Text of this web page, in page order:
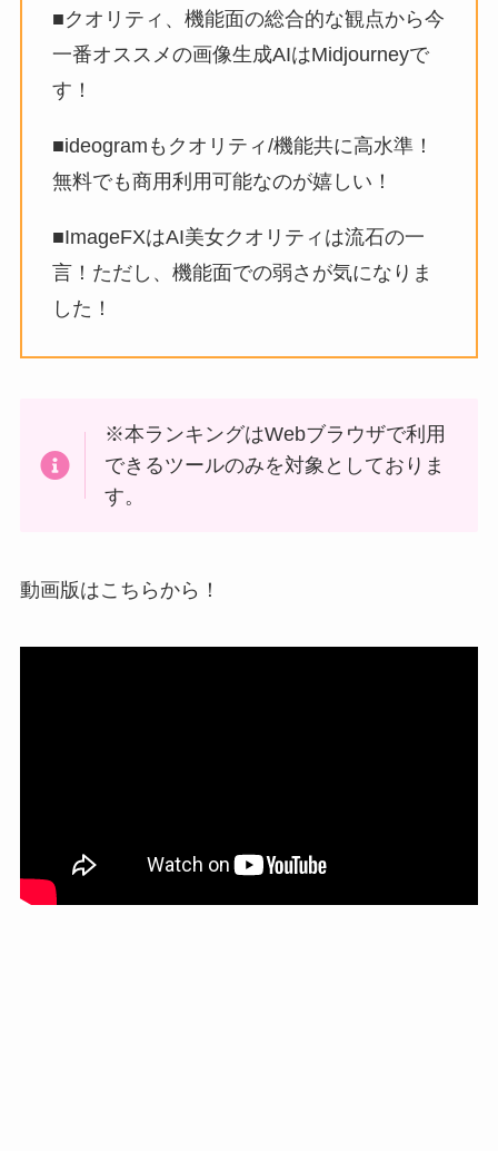
■クオリティ、機能面の総合的な観点から今
一番オススメの画像生成AIはMidjourneyで
す！
■ideogramもクオリティ/機能共に高水準！
無料でも商用利用可能なのが嬉しい！
■ImageFXはAI美女クオリティは流石の一
言！ただし、機能面での弱さが気になりま
した！
※本ランキングはWebブラウザで利用
できるツールのみを対象としておりま
す。
動画版はこちらから！